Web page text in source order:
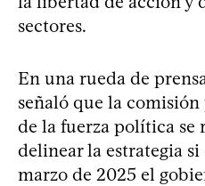
sectores.
En una rueda de
señaló que la
de la fuerza política se
delinear la estrategia si
marzo de 2025 el